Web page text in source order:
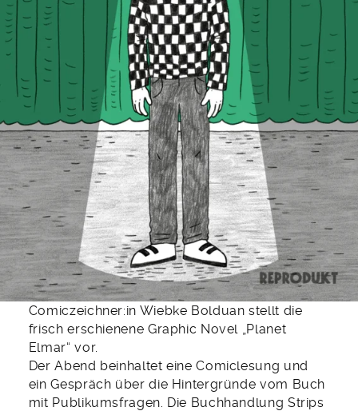
Comiczeichner:in Wiebke Bolduan stellt die
frisch erschienene Graphic Novel „Planet
Elmar“ vor.
Der Abend beinhaltet eine Comiclesung und
ein Gespräch über die Hintergründe vom Buch
mit Publikumsfragen. Die Buchhandlung Strips